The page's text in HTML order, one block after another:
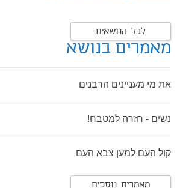
לכל הנושאים
מאמרים בנושא
את מי מעניינים הרבנים
נשים - חזרה למטבח!
קול העם למען צבא העם
מאמרים נוספים